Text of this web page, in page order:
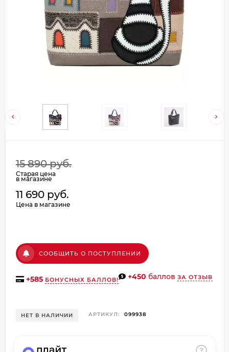
15 890 руб.
Старая цена
в магазине
11 690 руб.
Цена в магазине
СООБЩИТЬ О ПОСТУПЛЕНИИ
+585 БОНУСНЫХ БАЛЛОВ! +450 баллов ЗА ОТЗЫВ
НЕТ В НАЛИЧИИ АРТИКУЛ: 099938
Добавляйте товары
в корзину
Оплачивайте сегодня только
Получайте товар
выбранный способом
списываться
по25
plait.ru